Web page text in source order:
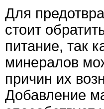
Для
стоит
питание, так
минералов
причин их
Добавление